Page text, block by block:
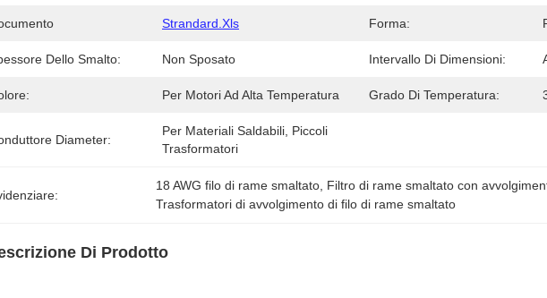
Strandard.xls Forma:
Dello Smalto: Non Sposato Intervallo Di Dimensioni:
Per Motori Ad Alta Temperatura Grado Di Temperatura:
Diameter:
Per Materiali Saldabili, Piccoli
Trasformatori
18 AWG filo di rame smaltato Filtro di rame smaltato con
Trasformatori di avvolgimento di filo di rame smaltato
Di Prodotto